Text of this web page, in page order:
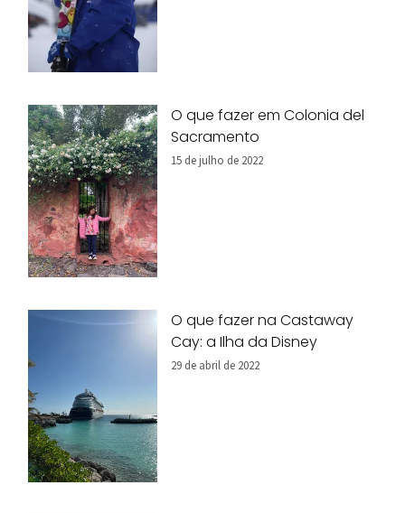
O que fazer em Colonia del
Sacramento
15 de julho de 2022
O que fazer na Castaway
Cay: a Ilha da Disney
29 de abril de 2022